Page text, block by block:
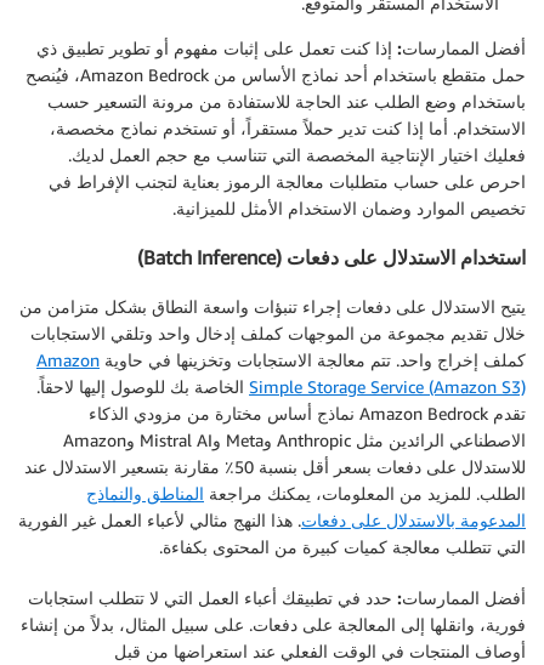
أفضل الممارسات: إذا كنت تعمل على إثبات مفهوم أو تطوير تطبيق ذي
حمل متقطع باستخدام أحد نماذج الأساس من Amazon Bedrock، فيُنصح
باستخدام وضع الطلب عند الحاجة للاستفادة من مرونة التسعير حسب
الاستخدام. أما إذا كنت تدير حملاً مستقراً، أو تستخدم نماذج مخصصة،
فعليك اختيار الإنتاجية المخصصة التي تتناسب مع حجم العمل لديك.
احرص على حساب متطلبات معالجة الرموز بعناية لتجنب الإفراط في
تخصيص الموارد وضمان الاستخدام الأمثل للميزانية.
استخدام الاستدلال على دفعات (Batch Inference)
يتيح الاستدلال على دفعات إجراء تنبؤات واسعة النطاق بشكل متزامن من
خلال تقديم مجموعة من الموجهات كملف إدخال واحد وتلقي الاستجابات
كملف إخراج واحد. تتم معالجة الاستجابات وتخزينها في حاوية Amazon
Simple Storage Service (Amazon S3) الخاصة بك للوصول إليها لاحقاً.
تقدم Amazon Bedrock نماذج أساس مختارة من مزودي الذكاء
الاصطناعي الرائدين مثل Anthropic وMeta وMistral AI وAmazon
للاستدلال على دفعات بسعر أقل بنسبة 50٪ مقارنة بتسعير الاستدلال عند
الطلب. للمزيد من المعلومات، يمكنك مراجعة المناطق والنماذج
المدعومة بالاستدلال على دفعات. هذا النهج مثالي لأعباء العمل غير الفورية
التي تتطلب معالجة كميات كبيرة من المحتوى بكفاءة.
أفضل الممارسات: حدد في تطبيقك أعباء العمل التي لا تتطلب استجابات
فورية، وانقلها إلى المعالجة على دفعات. على سبيل المثال، بدلاً من إنشاء
أوصاف المنتجات في الوقت الفعلي عند استعراضها من قبل